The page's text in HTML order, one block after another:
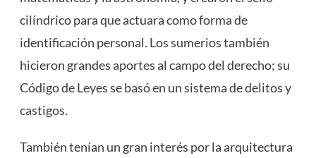
cilíndrico para que actuara como forma de
identificación personal. Los sumerios también
hicieron grandes aportes al campo del derecho; su
Código de Leyes se basó en un sistema de delitos y
castigos.
También tenían un gran interés por la arquitectura